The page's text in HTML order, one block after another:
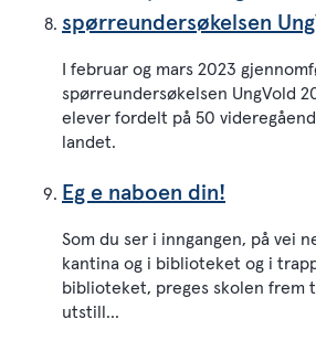
spørreundersøkelsen
I februar og mars 2023
spørreundersøkelsen UngVold
elever fordelt på 50
landet.
Eg e naboen din!
Som du ser i inngangen, på vei
kantina og i biblioteket og i
biblioteket, preges skolen frem
utstill...